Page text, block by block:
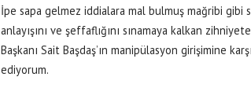
İpe sapa gelmez iddialara mal bulmuş mağribi gibi
anlayışını ve şeffaflığını sınamaya kalkan
Başkanı Sait Başdaş’ın manipülasyon girişimine
ediyorum.